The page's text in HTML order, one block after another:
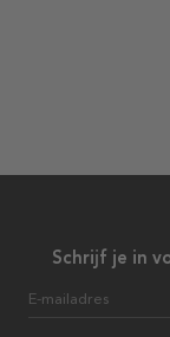
Schrijf je in
E-mailadres